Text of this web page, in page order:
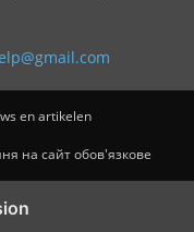
en artikelen
на сайт обов'язкове